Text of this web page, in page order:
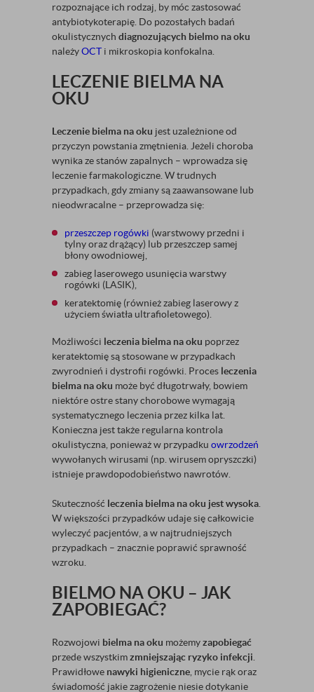
rozpoznające ich rodzaj, by móc zastosować
antybiotykoterapię. Do pozostałych badań
okulistycznych diagnozujących bielmo na oku
należyOCT i mikroskopia konfokalna.
LECZENIE BIELMA NA
OKU
Leczenie bielma na oku jest uzależnione od
przyczyn powstania zmętnienia. Jeżeli choroba
wynika ze stanów zapalnych – wprowadza się
leczenie farmakologiczne. W trudnych
przypadkach, gdy zmiany są zaawansowane lub
nieodwracalne – przeprowadza się:
przeszczep rogówki (warstwowy przedni i
tylny oraz drążący) lub przeszczep samej
błony owodniowej,
zabieg laserowego usunięcia warstwy
rogówki (LASIK),
keratektomię (również zabieg laserowy z
użyciem światła ultrafioletowego).
Możliwości leczenia bielma na oku poprzez
keratektomię są stosowane w przypadkach
zwyrodnień i dystrofii rogówki. Proces leczenia
bielma na oku może być długotrwały, bowiem
niektóre ostre stany chorobowe wymagają
systematycznego leczenia przez kilka lat.
Konieczna jest także regularna kontrola
okulistyczna, ponieważ w przypadku owrzodzeń
wywołanych wirusami (np. wirusem opryszczki)
istnieje prawdopodobieństwo nawrotów.
Skuteczność leczenia bielma na oku jest wysoka
W większości przypadków udaje się całkowicie
wyleczyć pacjentów, a w najtrudniejszych
przypadkach – znacznie poprawić sprawność
wzroku.
BIELMO NA OKU – JAK
ZAPOBIEGAĆ?
Rozwojowi bielma na oku możemyzapobiegać
przede wszystkimzmniejszając ryzyko infekcji
Prawidłowe nawyki higieniczne , mycie rąk oraz
świadomość jakie zagrożenie niesie dotykanie